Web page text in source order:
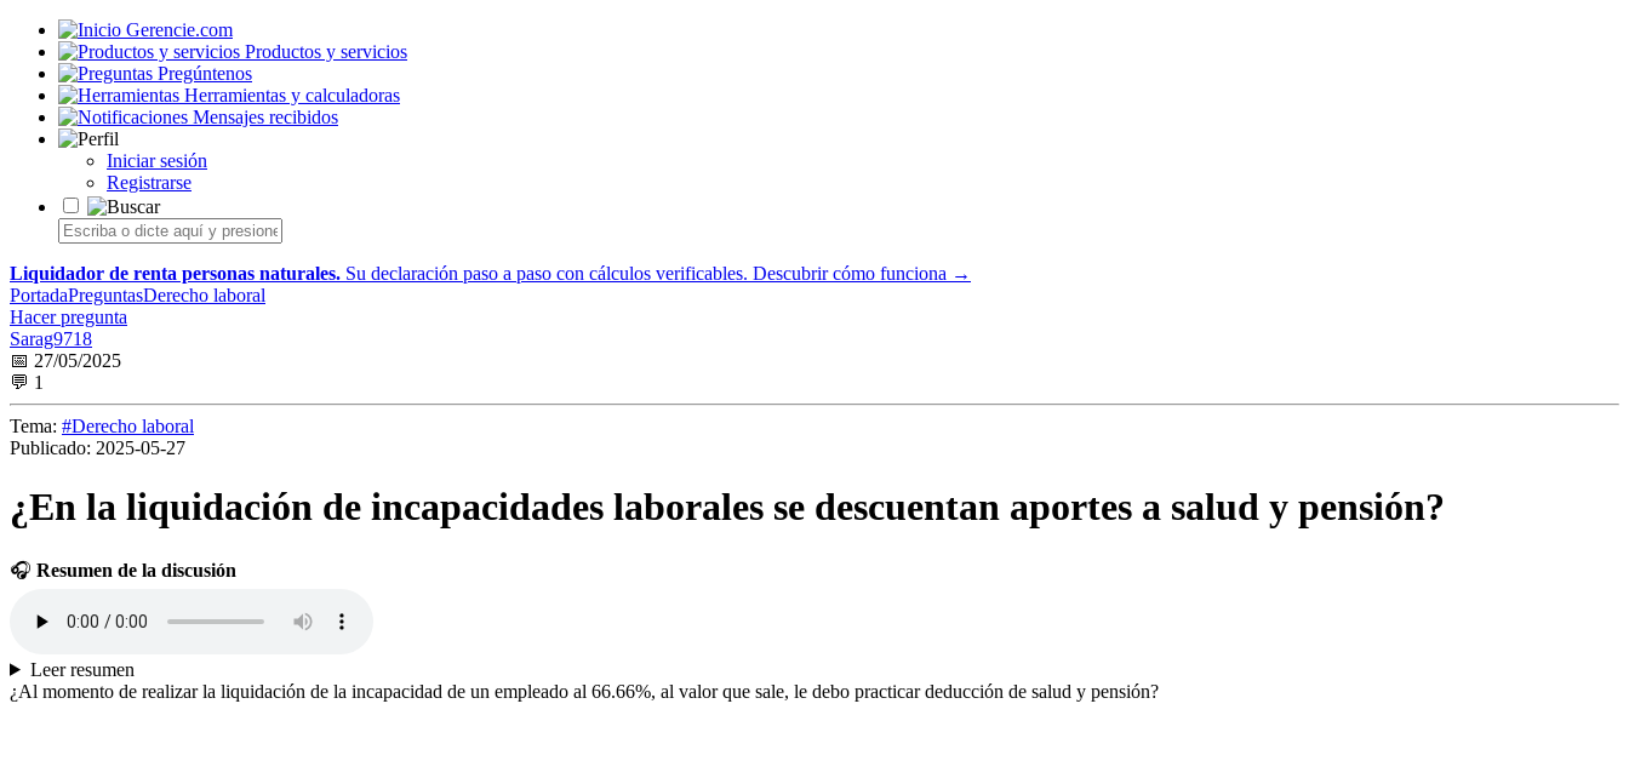
Gerencie.com
Productos y servicios
Pregúntenos
Herramientas y calculadoras
Mensajes recibidos
Iniciar sesión
Registrarse
Liquidador de renta personas naturales. Su declaración paso a paso con cálculos verificables. Descubrir cómo funciona →
PortadaPreguntasDerecho laboral
Hacer pregunta
Sarag9718
📅 27/05/2025
💬 1
Tema: #Derecho laboral
Publicado: 2025-05-27
¿En la liquidación de incapacidades laborales se descuentan aportes a salud y pensión?
🎧 Resumen de la discusión
Leer resumen
¿Al momento de realizar la liquidación de la incapacidad de un empleado al 66.66%, al valor que sale, le debo practicar deducción de salud y pensión?